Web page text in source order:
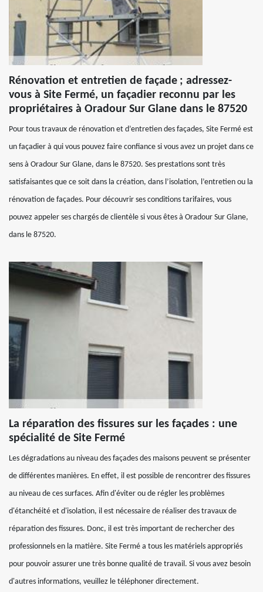
Rénovation et entretien de façade ; adressez-
vous à Site Fermé, un façadier reconnu par les
propriétaires à Oradour Sur Glane dans le 87520
Pour tous travaux de rénovation et d’entretien des façades, Site Fermé est
un façadier à qui vous pouvez faire confiance si vous avez un projet dans ce
sens à Oradour Sur Glane, dans le 87520. Ses prestations sont très
satisfaisantes que ce soit dans la création, dans l’isolation, l’entretien ou la
rénovation de façades. Pour découvrir ses conditions tarifaires, vous
pouvez appeler ses chargés de clientèle si vous êtes à Oradour Sur Glane,
dans le 87520.
La réparation des fissures sur les façades : une
spécialité de Site Fermé
Les dégradations au niveau des façades des maisons peuvent se présenter
de différentes manières. En effet, il est possible de rencontrer des fissures
au niveau de ces surfaces. Afin d'éviter ou de régler les problèmes
d'étanchéité et d'isolation, il est nécessaire de réaliser des travaux de
réparation des fissures. Donc, il est très important de rechercher des
professionnels en la matière. Site Fermé a tous les matériels appropriés
pour pouvoir assurer une très bonne qualité de travail. Si vous avez besoin
d'autres informations, veuillez le téléphoner directement.